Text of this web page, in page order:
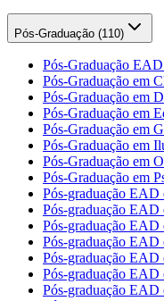
Pós-Graduação (110)
Pós-Graduação
Pós-Graduação em
Pós-Graduação em
Pós-Graduação em
Pós-Graduação em
Pós-Graduação em
Pós-Graduação em
Pós-Graduação em
Pós-graduação EAD
Pós-graduação EAD
Pós-graduação EAD
Pós-graduação
Pós-graduação EAD
Pós-graduação EAD
Pós-graduação